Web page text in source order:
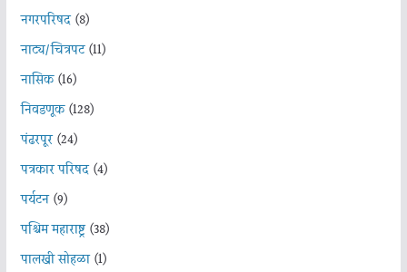
नगरपरिषद(8)
नाट्य/चित्रपट(11)
नासिक(16)
निवडणूक(128)
पंढरपूर(24)
पत्रकार परिषद(4)
पर्यटन(9)
पश्चिम महाराष्ट्र(38)
पालखी सोहळा(1)